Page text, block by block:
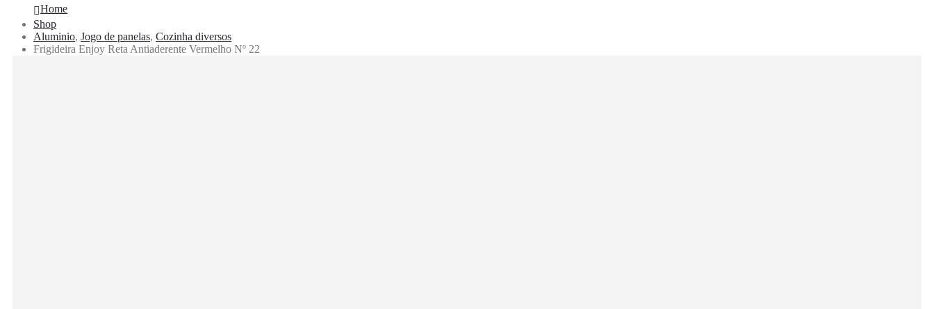
Home
Shop
Aluminio, Jogo de panelas, Cozinha diversos
Frigideira Enjoy Reta Antiaderente Vermelho Nº 22